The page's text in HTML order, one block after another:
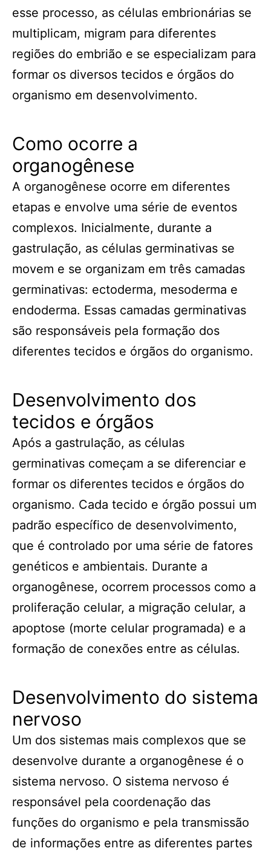
esse processo, as células embrionárias se
multiplicam, migram para diferentes
regiões do embrião e se especializam para
formar os diversos tecidos e órgãos do
organismo em desenvolvimento.
Como ocorre a
organogênese
A organogênese ocorre em diferentes
etapas e envolve uma série de eventos
complexos. Inicialmente, durante a
gastrulação, as células germinativas se
movem e se organizam em três camadas
germinativas: ectoderma, mesoderma e
endoderma. Essas camadas germinativas
são responsáveis pela formação dos
diferentes tecidos e órgãos do organismo.
Desenvolvimento dos
tecidos e órgãos
Após a gastrulação, as células
germinativas começam a se diferenciar e
formar os diferentes tecidos e órgãos do
organismo. Cada tecido e órgão possui um
padrão específico de desenvolvimento,
que é controlado por uma série de fatores
genéticos e ambientais. Durante a
organogênese, ocorrem processos como a
proliferação celular, a migração celular, a
apoptose (morte celular programada) e a
formação de conexões entre as células.
Desenvolvimento do sistema
nervoso
Um dos sistemas mais complexos que se
desenvolve durante a organogênese é o
sistema nervoso. O sistema nervoso é
responsável pela coordenação das
funções do organismo e pela transmissão
de informações entre as diferentes partes